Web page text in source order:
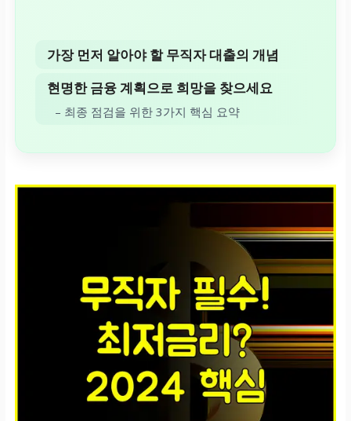
가장 먼저 알아야 할 무직자 대출의 개념
현명한 금융 계획으로 희망을 찾으세요
– 최종 점검을 위한 3가지 핵심 요약